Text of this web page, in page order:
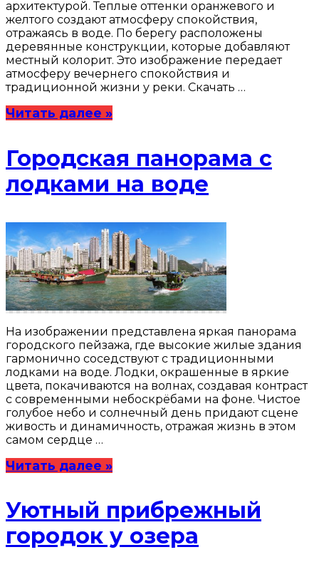
архитектурой. Теплые оттенки оранжевого и
желтого создают атмосферу спокойствия,
отражаясь в воде. По берегу расположены
деревянные конструкции, которые добавляют
местный колорит. Это изображение передает
атмосферу вечернего спокойствия и
традиционной жизни у реки. Скачать …
Читать далее »
Городская панорама с
лодками на воде
На изображении представлена яркая панорама
городского пейзажа, где высокие жилые здания
гармонично соседствуют с традиционными
лодками на воде. Лодки, окрашенные в яркие
цвета, покачиваются на волнах, создавая контраст
с современными небоскрёбами на фоне. Чистое
голубое небо и солнечный день придают сцене
живость и динамичность, отражая жизнь в этом
самом сердце …
Читать далее »
Уютный прибрежный
городок у озера